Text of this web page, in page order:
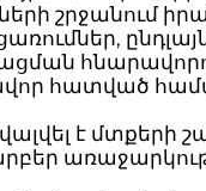
շրջանում
հատված
է մտքերի